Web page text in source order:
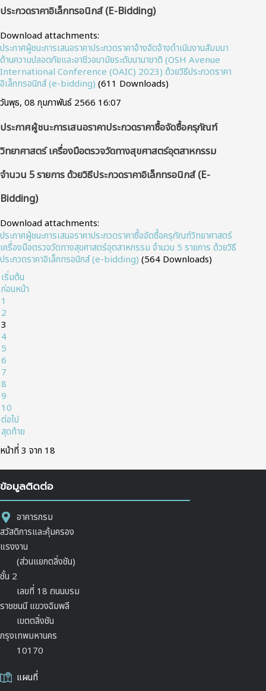
ประกวดราคาอิเล็กทรอนิกส์ (e-Bidding)
Download attachments:
ประกาศผู้ชนะการเสนอราคาประกวดราคาจ้างจัดจ้างดำเนินงานสัมมนา
ด้านความปลอดภัยและอาชีวอนามัยระดับนานาชาติ (OSH Avenue
International Conference (OAIC) 2023) ด้วยวิธีประกวดราคา
อิเล็กทรอนิกส์ (e-bidding) (611 Downloads)
วันพุธ, 08 กุมภาพันธ์ 2566 16:07
ประกาศผู้ชนะการเสนอราคาประกวดราคาซื้อจัดซื้อครุภัณฑ์
วิทยาศาสตร์ เครื่องมือตรวจวัดทางสุขศาสตร์อุตสาหกรรม
จำนวน 5 รายการ ด้วยวิธีประกวดราคาอิเล็กทรอนิกส์ (e-
Bidding)
Download attachments:
ประกาศผู้ชนะการเสนอราคาประกวดราคาซื้อจัดซื้อครุภัณฑ์วิทยาศาสตร์
เครื่องมือตรวจวัดทางสุขศาสตร์อุตสาหกรรม จำนวน 5 รายการ ด้วยวิธี
ประกวดราคาอิเล็กทรอนิกส์ (e-bidding) (564 Downloads)
เริ่มต้น
ก่อนหน้า
1
2
3
4
5
6
7
8
9
10
ต่อไป
สุดท้าย
หน้าที่ 3 จาก 18
ข้อมูลติดต่อ
อาคารกรม
สวัสดิการและคุ้มครอง
แรงงาน
(ส่วนแยกตลิ่งชัน)
ชั้น 2
เลขที่ 18 ถนนบรม
ราชชนนี แขวงฉิมพลี
เขตตลิ่งชัน
กรุงเทพมหานคร
10170
แผนที่